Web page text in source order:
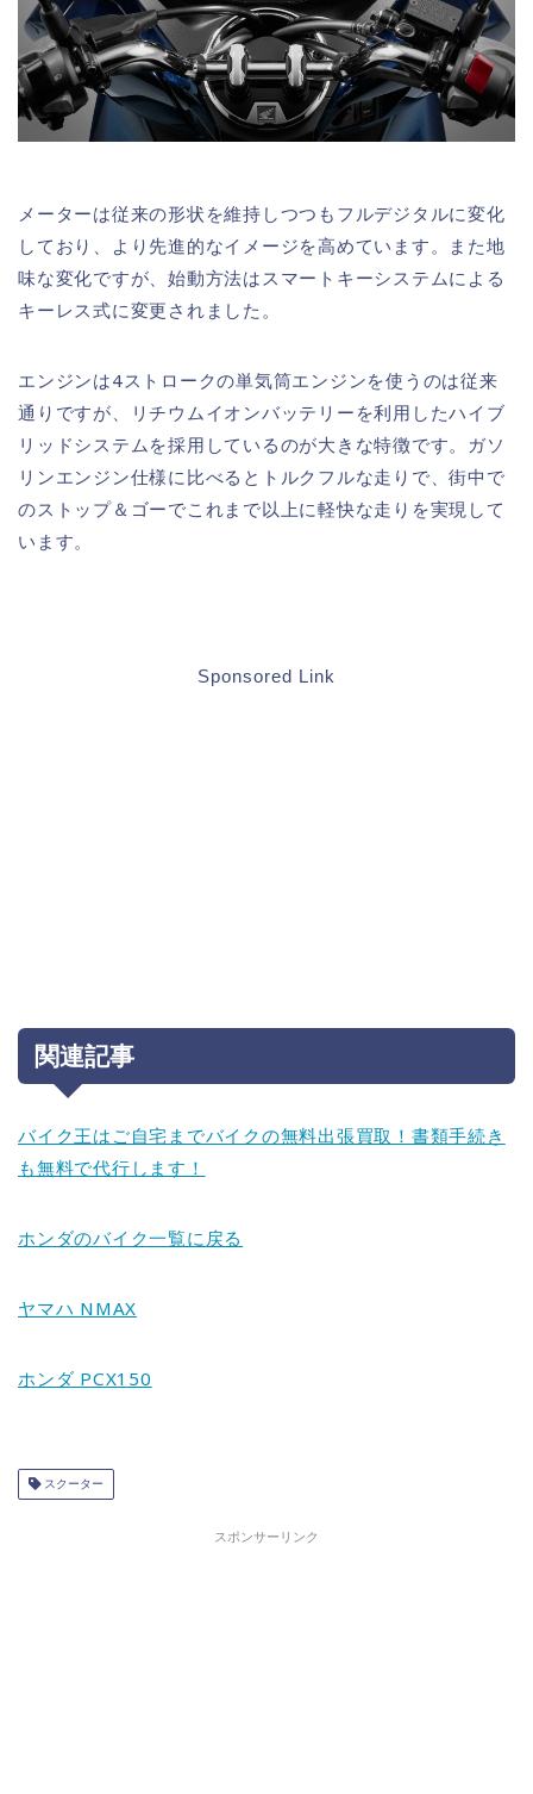
メーターは従来の形状を維持しつつもフルデジタルに変化
しており、より先進的なイメージを高めています。また地
味な変化ですが、始動方法はスマートキーシステムによる
キーレス式に変更されました。
エンジンは4ストロークの単気筒エンジンを使うのは従来
通りですが、リチウムイオンバッテリーを利用したハイブ
リッドシステムを採用しているのが大きな特徴です。ガソ
リンエンジン仕様に比べるとトルクフルな走りで、街中で
のストップ＆ゴーでこれまで以上に軽快な走りを実現して
います。
Sponsored Link
関連記事
バイク王はご自宅までバイクの無料出張買取！書類手続き
も無料で代行します！
ホンダのバイク一覧に戻る
ヤマハ NMAX
ホンダ PCX150
スクーター
スポンサーリンク